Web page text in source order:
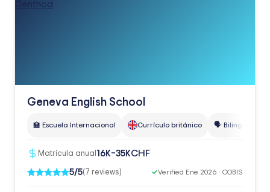
Geneva English School
🏫 Escuela Internacional Currículo británico 🗣️ Bilingüe
Matrícula anual 16K–35KCHF
5/5(7 reviews) ✓Verified Ene 2026 · COBIS